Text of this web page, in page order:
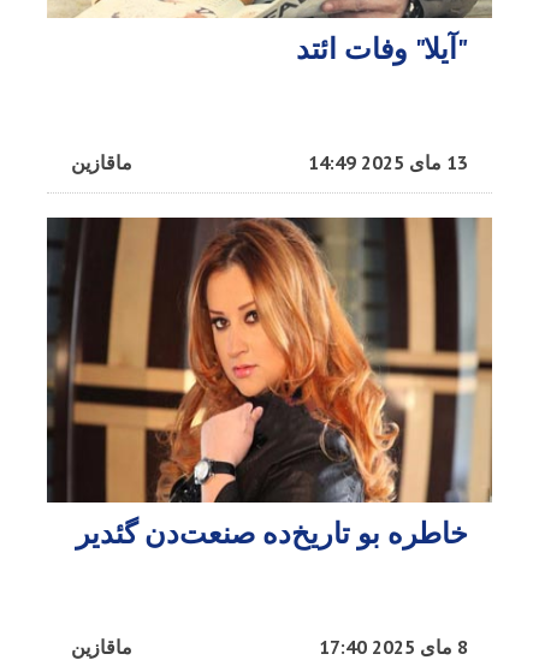
"آیلا" وفات ائتد
ماقازین 13 مای 2025 14:49
خاطره بو تاریخ‌ده صنعت‌دن گئدیر
ماقازین 8 مای 2025 17:40